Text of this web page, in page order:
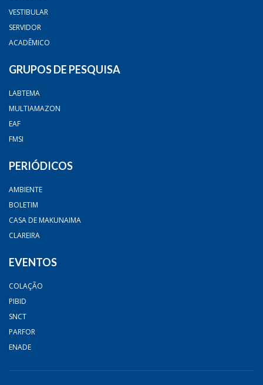
VESTIBULAR
SERVIDOR
ACADÊMICO
GRUPOS DE PESQUISA
LABTEMA
MULTIAMAZON
EAF
FMSI
PERIÓDICOS
AMBIENTE
BOLETIM
CASA DE MAKUNAIMA
CLAREIRA
EVENTOS
COLAÇÃO
PIBID
SNCT
PARFOR
ENADE